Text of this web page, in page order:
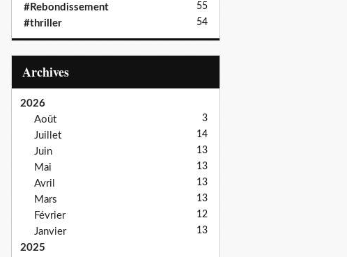
#Rebondissement 55
#thriller 54
Archives
2026
Août
3
Juillet 14
Juin 13
Mai 13
Avril 13
Mars 13
Février 12
Janvier 13
2025